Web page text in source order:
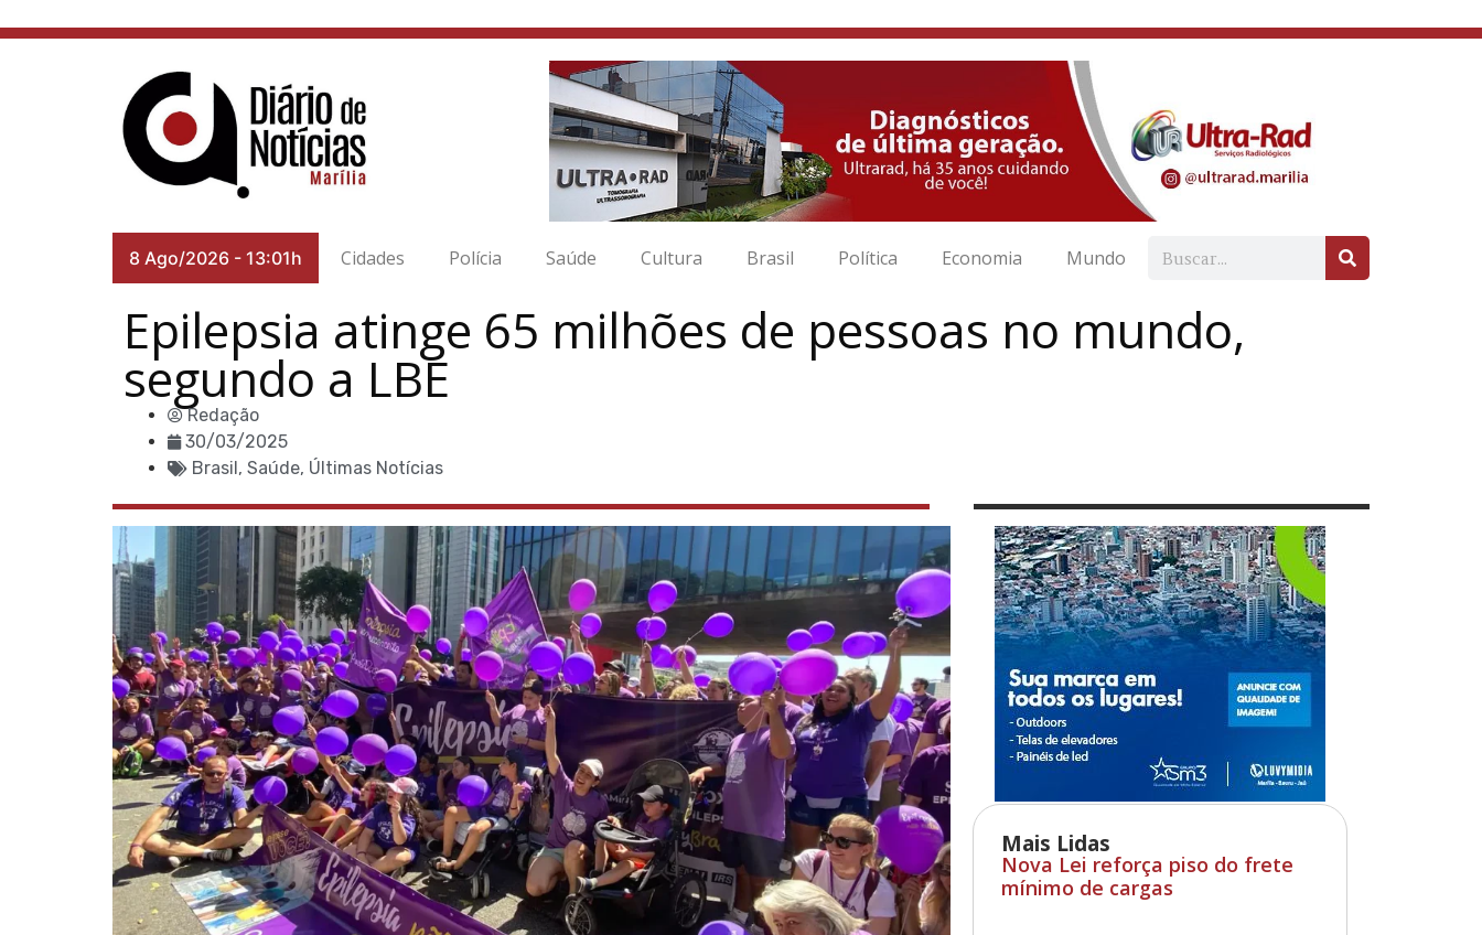
8 Ago/2026 - 13:01h Cidades Polícia Saúde Cultura Brasil Política Economia Mundo
Epilepsia atinge 65 milhões de pessoas no mundo,
segundo a LBE
Redação
30/03/2025
Brasil, Saúde, Últimas Notícias
Mais Lidas
Nova Lei reforça piso do frete
mínimo de cargas